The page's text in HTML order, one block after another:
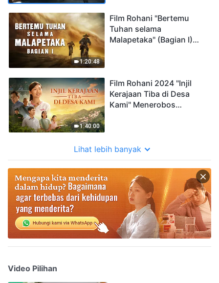
Tuhan?
1:20:48
Film Rohani "Bertemu
Tuhan selama
Malapetaka" (Bagian I)
1:40:00
Film Rohani 2024 "Injil
Kerajaan Tiba di Desa
Kami" Menerobos
Lihat lebih banyak
Video Pilihan